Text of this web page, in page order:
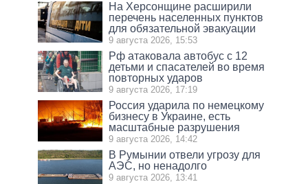
На Херсонщине расширили
перечень населенных пунктов
для обязательной эвакуации
9 августа 2026, 15:53
Рф атаковала автобус с 12
детьми и спасателей во время
повторных ударов
9 августа 2026, 17:19
Россия ударила по немецкому
бизнесу в Украине, есть
масштабные разрушения
9 августа 2026, 14:42
В Румынии отвели угрозу для
АЭС, но ненадолго
9 августа 2026, 13:41